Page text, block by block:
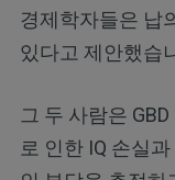
경제학자들은 납
있다고 제안했습
그 두 사람은
로 인한 IQ 손실